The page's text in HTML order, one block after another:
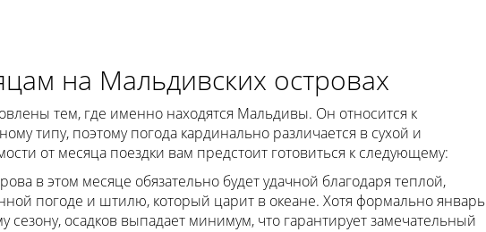
на Мальдивских островах
тем, где именно находятся Мальдивы. Он относится к
типу, поэтому погода кардинально различается в сухой и
от месяца поездки вам предстоит готовиться к следующему:
в этом месяце обязательно будет удачной благодаря теплой,
погоде и штилю, который царит в океане. Хотя формально январь
сезону, осадков выпадает минимум, что гарантирует замечательный